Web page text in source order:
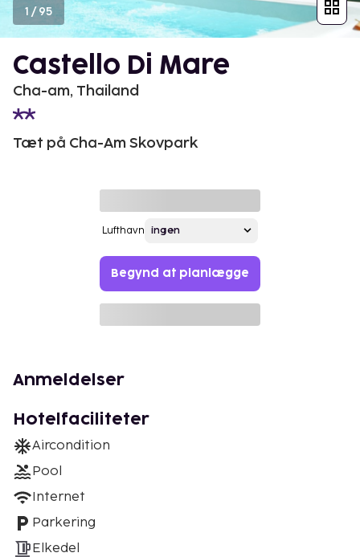
1 /95
Castello Di Mare
Cha-am, Thailand
Tæt på Cha-Am Skovpark
Lufthavn
Begynd at planlægge
Anmeldelser
Hotelfaciliteter
Aircondition
Pool
Internet
Parkering
Elkedel